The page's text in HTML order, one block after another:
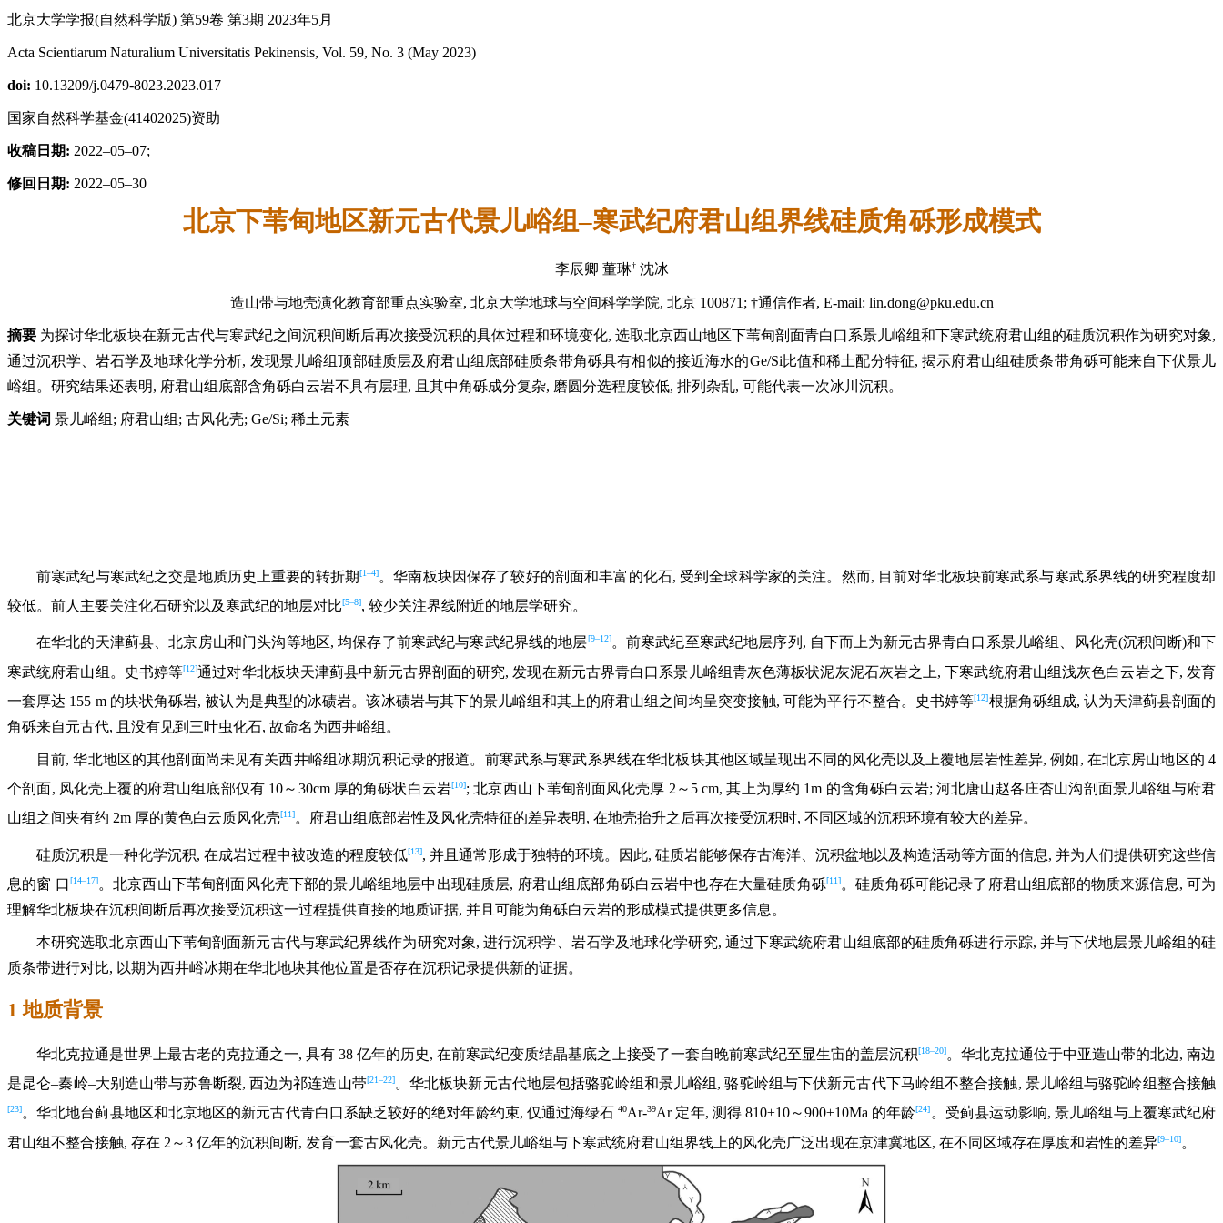
北京大学学报(自然科学版) 第59卷 第3期 2023年5月
Acta Scientiarum Naturalium Universitatis Pekinensis, Vol. 59, No. 3 (May 2023)
doi: 10.13209/j.0479-8023.2023.017
国家自然科学基金(41402025)资助
收稿日期: 2022–05–07;
修回日期: 2022–05–30
北京下苇甸地区新元古代景儿峪组–寒武纪府君山组界线硅质角砾形成模式
李辰卿 董琳†沈冰
造山带与地壳演化教育部重点实验室, 北京大学地球与空间科学学院, 北京 100871; †通信作者, E-mail: lin.dong@pku.edu.cn
摘要 为探讨华北板块在新元古代与寒武纪之间沉积间断后再次接受沉积的具体过程和环境变化, 选取北京西山地区下苇甸剖面青白口系景儿峪组和下寒武统府君山组的硅质沉积作为研究对象,
通过沉积学、岩石学及地球化学分析, 发现景儿峪组顶部硅质层及府君山组底部硅质条带角砾具有相似的接近海水的Ge/Si比值和稀土配分特征, 揭示府君山组硅质条带角砾可能来自下伏景儿
峪组。研究结果还表明, 府君山组底部含角砾白云岩不具有层理, 且其中角砾成分复杂, 磨圆分选程度较低, 排列杂乱, 可能代表一次冰川沉积。
关键词 景儿峪组; 府君山组; 古风化壳; Ge/Si; 稀土元素
前寒武纪与寒武纪之交是地质历史上重要的转折期[1–4]。华南板块因保存了较好的剖面和丰富的化石, 受到全球科学家的关注。然而, 目前对华北板块前寒武系与寒武系界线的研究程度却
较低。前人主要关注化石研究以及寒武纪的地层对比[5–8], 较少关注界线附近的地层学研究。
在华北的天津蓟县、北京房山和门头沟等地区, 均保存了前寒武纪与寒武纪界线的地层[9–12]。前寒武纪至寒武纪地层序列, 自下而上为新元古界青白口系景儿峪组、风化壳(沉积间断)和下
寒武统府君山组。史书婷等[12]通过对华北板块天津蓟县中新元古界剖面的研究, 发现在新元古界青白口系景儿峪组青灰色薄板状泥灰泥石灰岩之上, 下寒武统府君山组浅灰色白云岩之下, 发育
一套厚达 155 m 的块状角砾岩, 被认为是典型的冰碛岩。该冰碛岩与其下的景儿峪组和其上的府君山组之间均呈突变接触, 可能为平行不整合。史书婷等[12]根据角砾组成, 认为天津蓟县剖面的
角砾来自元古代, 且没有见到三叶虫化石, 故命名为西井峪组。
目前, 华北地区的其他剖面尚未见有关西井峪组冰期沉积记录的报道。前寒武系与寒武系界线在华北板块其他区域呈现出不同的风化壳以及上覆地层岩性差异, 例如, 在北京房山地区的 4
个剖面, 风化壳上覆的府君山组底部仅有 10～30cm 厚的角砾状白云岩[10]; 北京西山下苇甸剖面风化壳厚 2～5 cm, 其上为厚约 1m 的含角砾白云岩; 河北唐山赵各庄杏山沟剖面景儿峪组与府君
山组之间夹有约 2m 厚的黄色白云质风化壳[11]。府君山组底部岩性及风化壳特征的差异表明, 在地壳抬升之后再次接受沉积时, 不同区域的沉积环境有较大的差异。
硅质沉积是一种化学沉积, 在成岩过程中被改造的程度较低[13], 并且通常形成于独特的环境。因此, 硅质岩能够保存古海洋、沉积盆地以及构造活动等方面的信息, 并为人们提供研究这些信
息的窗 口 [14–17]。北京西山下苇甸剖面风化壳下部的景儿峪组地层中出现硅质层, 府君山组底部角砾白云岩中也存在大量硅质角砾[11]。硅质角砾可能记录了府君山组底部的物质来源信息, 可为
理解华北板块在沉积间断后再次接受沉积这一过程提供直接的地质证据, 并且可能为角砾白云岩的形成模式提供更多信息。
本研究选取北京西山下苇甸剖面新元古代与寒武纪界线作为研究对象, 进行沉积学、岩石学及地球化学研究, 通过下寒武统府君山组底部的硅质角砾进行示踪, 并与下伏地层景儿峪组的硅
质条带进行对比, 以期为西井峪冰期在华北地块其他位置是否存在沉积记录提供新的证据。
1 地质背景
华北克拉通是世界上最古老的克拉通之一, 具有 38 亿年的历史, 在前寒武纪变质结晶基底之上接受了一套自晚前寒武纪至显生宙的盖层沉积[18–20]。华北克拉通位于中亚造山带的北边, 南边
是昆仑–秦岭–大别造山带与苏鲁断裂, 西边为祁连造山带[21–22]。华北板块新元古代地层包括骆驼岭组和景儿峪组, 骆驼岭组与下伏新元古代下马岭组不整合接触, 景儿峪组与骆驼岭组整合接触
[23]。华北地台蓟县地区和北京地区的新元古代青白口系缺乏较好的绝对年龄约束, 仅通过海绿石40Ar-39Ar 定年, 测得 810±10～900±10Ma 的年龄[24] 。受蓟县运动影响, 景儿峪组与上覆寒武纪府
君山组不整合接触, 存在 2～3 亿年的沉积间断, 发育一套古风化壳。新元古代景儿峪组与下寒武统府君山组界线上的风化壳广泛出现在京津冀地区, 在不同区域存在厚度和岩性的差异[9–10]。